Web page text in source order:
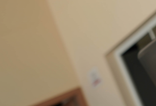
DIFERENCIAL TRASERO 33107592938
BMW X1 (E84) XDRIVE 20D